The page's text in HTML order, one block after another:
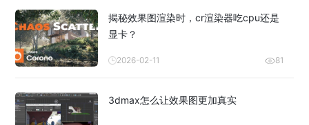
揭秘效果图渲染时，cr渲染器吃cpu还是
显卡？
2026-02-11 81
3dmax怎么让效果图更加真实